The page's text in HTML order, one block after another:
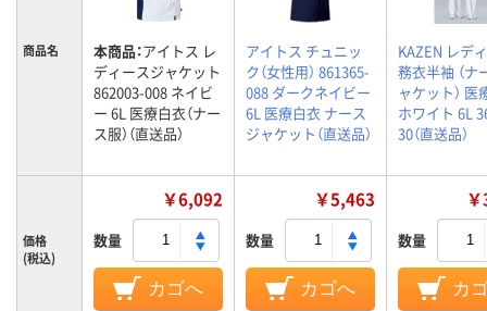
商品名 本商品：アイトス レ
ディースジャケット
862003-008 ネイビ
ー 6L 医療白衣（ナー
ス服）（直送品）
アイトス チュニッ
ク（女性用） 861365-
088 ダークネイビー
6L 医療白衣 ナース
ジャケット（直送品）
KAZEN レデ
務衣半袖 （ナ
ャケット） 医
ホワイト 6L
30（直送品）
価格
(税込)
￥6,092
数量
カゴへ
￥5,463
数量
カゴへ
数量
カ